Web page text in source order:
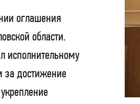
оглашения
области.
исполнительному
достижение